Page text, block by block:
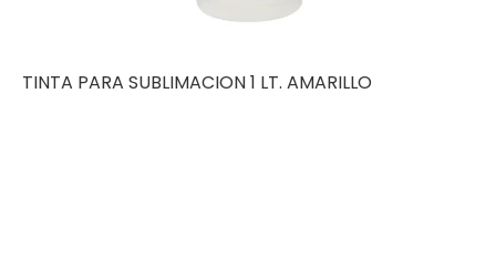
TINTA PARA SUBLIMACION 1 LT. AMARILLO